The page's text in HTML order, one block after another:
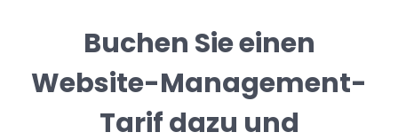
Buchen Sie einen
Website-Management-
Tarif dazu und